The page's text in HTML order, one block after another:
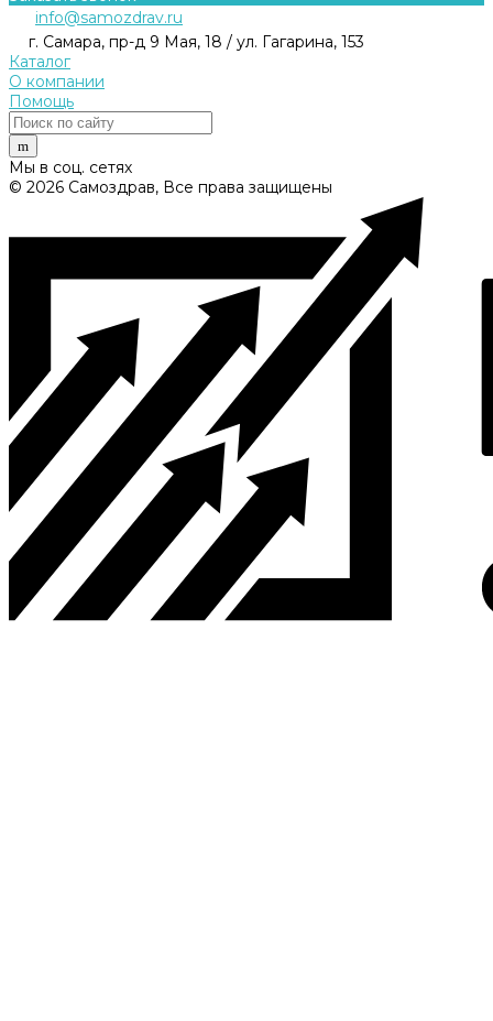
info@samozdrav.ru
г. Самара, пр-д 9 Мая, 18 / ул. Гагарина, 153
Каталог
О компании
Помощь
Мы в соц. сетях
© 2026 Самоздрав, Все права защищены